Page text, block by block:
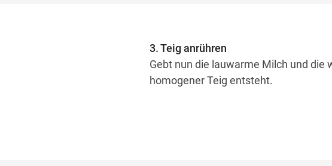
3. Teig anrühren
Gebt nun die lauwarme Milch und die
homogener Teig entsteht.